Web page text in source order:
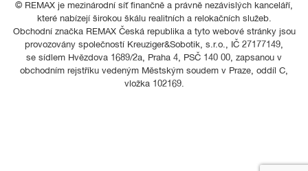
© REMAX je mezinárodní síť finančně a právně nezávislých kanceláří,
které nabízejí širokou škálu realitních a relokačních služeb.
Obchodní značka REMAX Česká republika a tyto webové stránky jsou
provozovány společností Kreuziger&Sobotik, s.r.o., IČ 27177149,
se sídlem Hvězdova 1689/2a, Praha 4, PSČ 140 00, zapsanou v
obchodním rejstříku vedeným Městským soudem v Praze, oddíl C,
vložka 102169.